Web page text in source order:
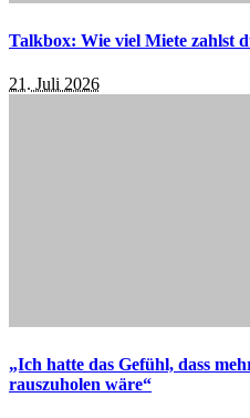
Talkbox: Wie viel Miete zahlst
21. Juli 2026
„Ich hatte das Gefühl, dass
rauszuholen wäre“